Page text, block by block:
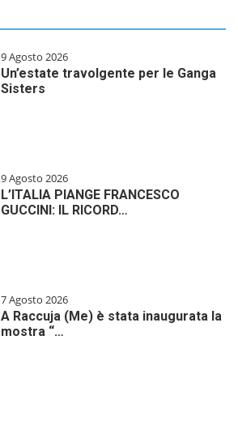
9 Agosto 2026
Un’estate travolgente per le Ganga
Sisters
9 Agosto 2026
L’ITALIA PIANGE FRANCESCO
GUCCINI: IL RICORD…
7 Agosto 2026
A Raccuja (Me) è stata inaugurata la
mostra “…